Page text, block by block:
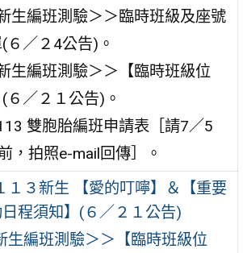
生編班測驗＞＞臨時班級及座號
６／２4公告)。
生編班測驗＞＞【臨時班級位
６／２１公告)。
雙胞胎編班申請表［請7／5
，拍照e-mail回傳］。
１３新生 【愛的叮嚀】＆【重要
程須知】(６／２１公告)
生編班測驗＞＞【臨時班級位